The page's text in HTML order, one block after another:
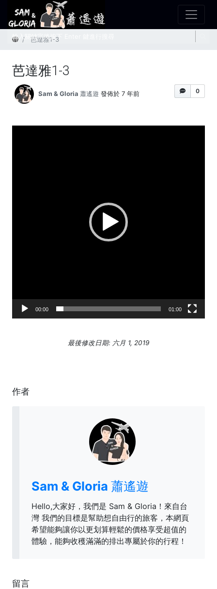
首頁 芭達雅1-3
芭達雅1-3
0
Sam & Gloria 蕭遙遊 發佈於 7 年前
00:00 01:00
最後修改日期: 六月 1, 2019
作者
Sam & Gloria 蕭遙遊
Hello,大家好，我們是 Sam & Gloria！來自台
灣 我們的目標是幫助想自由行的旅客，本網頁
希望能夠讓你以更划算輕鬆的價格享受超值的
體驗，能夠收穫滿滿的排出專屬於你的行程！
留言